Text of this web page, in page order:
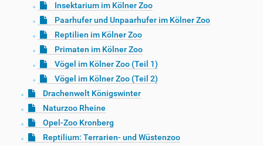
Insektarium im Kölner Zoo
Paarhufer und Unpaarhufer im Kölner Zoo
Reptilien im Kölner Zoo
Primaten im Kölner Zoo
Vögel im Kölner Zoo (Teil 1)
Vögel im Kölner Zoo (Teil 2)
Drachenwelt Königswinter
Naturzoo Rheine
Opel-Zoo Kronberg
Reptilium: Terrarien- und Wüstenzoo